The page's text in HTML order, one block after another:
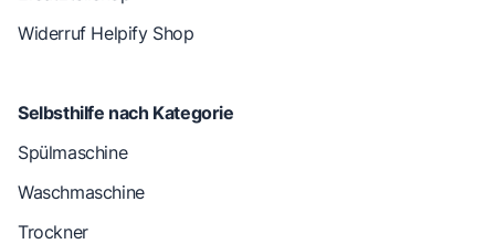
Widerruf Helpify Shop
Selbsthilfe nach Kategorie
Spülmaschine
Waschmaschine
Trockner